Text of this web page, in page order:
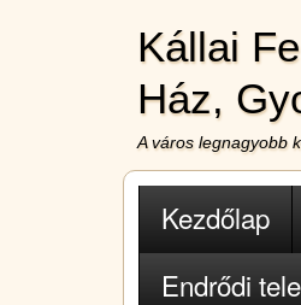
Kállai
Ház,
A város legnagyobb
Fő navigáció
Kezdőlap
Endrődi